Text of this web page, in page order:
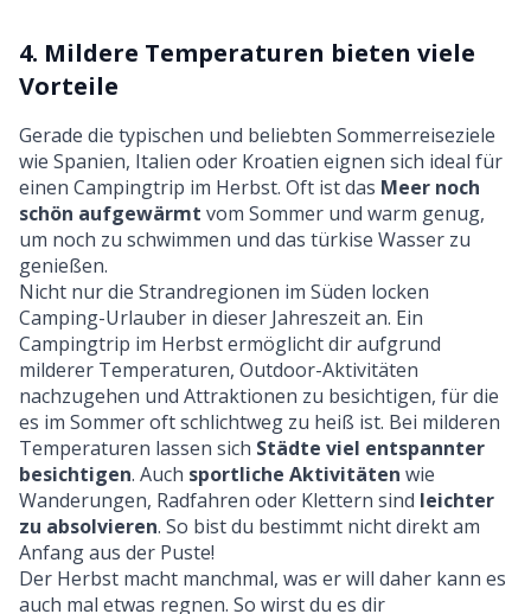
4. Mildere Temperaturen bieten viele
Vorteile
Gerade die typischen und beliebten Sommerreiseziele
wie Spanien, Italien oder Kroatien eignen sich ideal für
einen Campingtrip im Herbst. Oft ist das Meer noch
schön aufgewärmt vom Sommer und warm genug,
um noch zu schwimmen und das türkise Wasser zu
genießen.
Nicht nur die Strandregionen im Süden locken
Camping-Urlauber in dieser Jahreszeit an. Ein
Campingtrip im Herbst ermöglicht dir aufgrund
milderer Temperaturen, Outdoor-Aktivitäten
nachzugehen und Attraktionen zu besichtigen, für die
es im Sommer oft schlichtweg zu heiß ist. Bei milderen
Temperaturen lassen sich Städte viel entspannter
besichtigen. Auch sportliche Aktivitäten wie
Wanderungen, Radfahren oder Klettern sind leichter
zu absolvieren. So bist du bestimmt nicht direkt am
Anfang aus der Puste!
Der Herbst macht manchmal, was er will daher kann es
auch mal etwas regnen. So wirst du es dir